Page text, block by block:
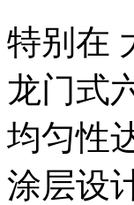
特别在
龙门式
均匀性
涂层设